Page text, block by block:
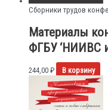
Сборники трудов
Материалы
ФГБУ ‘НИИВС
244,00 ₽ В корзину